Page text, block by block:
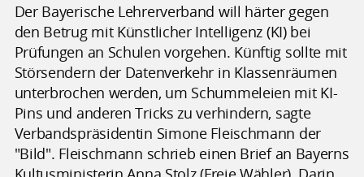
Der Bayerische Lehrerverband will härter gegen
den Betrug mit Künstlicher Intelligenz (KI) bei
Prüfungen an Schulen vorgehen. Künftig sollte mit
Störsendern der Datenverkehr in Klassenräumen
unterbrochen werden, um Schummeleien mit KI-
Pins und anderen Tricks zu verhindern, sagte
Verbandspräsidentin Simone Fleischmann der
"Bild". Fleischmann schrieb einen Brief an Bayerns